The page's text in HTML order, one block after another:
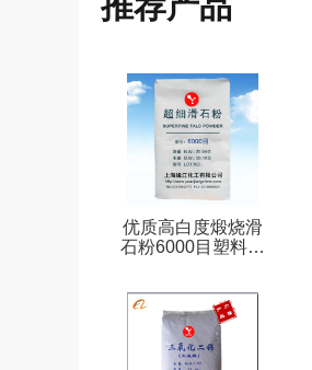
优质高白度煅烧滑
石粉6000目塑料橡